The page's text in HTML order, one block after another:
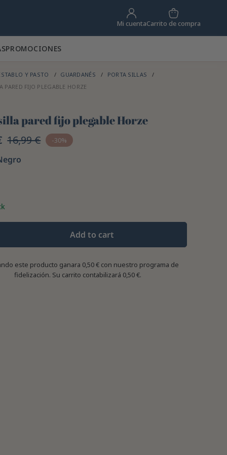
Mi cuentaCarrito de compra
PROMOCIONES
Y PASTO GUARDANÉS
PORTA SILLAS
PARED FIJO PLEGABLE HORZE
pared fijo plegable Horze
16,99 € -30%
Add to cart
este producto ganara 0,50 €con nuestro programa de
fidelización. Su carrito contabilizará 0,50 €.